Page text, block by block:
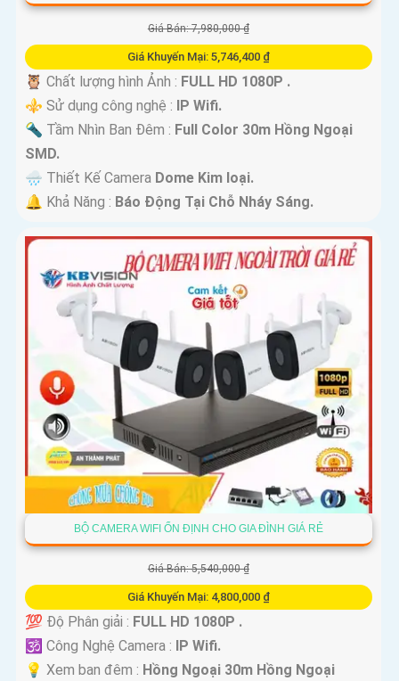
Giá Bán: 7,980,000 ₫
Giá Khuyến Mại: 5,746,400 ₫
🦉 Chất lượng hình Ảnh : FULL HD 1080P .
⚜️ Sử dụng công nghệ :
IP Wifi.
🔦 Tầm Nhìn Ban Đêm : Full Color 30m Hồng Ngoại
SMD.
🌧️ Thiết Kế Camera Dome Kim loại.
️🔔 Khả Năng : Báo Động Tại Chỗ Nháy Sáng.
BỘ CAMERA WIFI ỔN ĐỊNH CHO GIA ĐÌNH GIÁ RẺ
Giá Bán: 5,540,000 ₫
Giá Khuyến Mại: 4,800,000 ₫
💯 Độ Phân giải : FULL HD 1080P .
🕉️ Công Nghệ Camera :
IP Wifi.
💡 Xem ban đêm : Hồng Ngoại 30m Hồng Ngoại